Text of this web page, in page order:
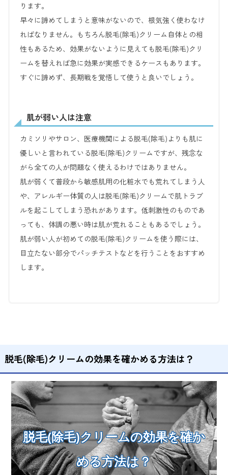
ります。
早々に諦めてしまうと意味がないので、根気強く使わなけ
ればなりません。もちろん脱毛(除毛)クリーム自体との相
性もあるため、効果がないように見えても脱毛(除毛)クリ
ームを替えれば急に効果が実感できるケースもあります。
すぐに諦めず、長期戦を覚悟して使うと良いでしょう。
肌が弱い人は注意
カミソリやサロン、医療機関による脱毛(除毛)よりも肌に
優しいと言われている脱毛(除毛)クリームですが、残念な
がら全ての人が問題なく使えるわけではありません。
肌が弱くて普段から敏感肌用の化粧水でも荒れてしまう人
や、アレルギー体質の人は脱毛(除毛)クリームで肌トラブ
ルを起こしてしまう恐れがあります。低刺激性のものであ
っても、体調の悪い時は肌が荒れることもあるでしょう。
肌が弱い人が初めての脱毛(除毛)クリームを使う際には、
目立たない部分でパッチテストなどを行うことをおすすめ
します。
脱毛(除毛)クリームの効果を確かめる方法は？
脱毛(除毛)クリームの効果を確か
める方法は？